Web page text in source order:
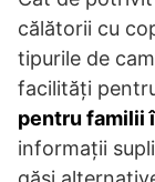
călătorii cu
tipurile de
facilități
pentru familii
informații